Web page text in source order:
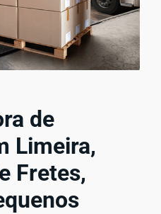
de
Limeira,
Fretes,